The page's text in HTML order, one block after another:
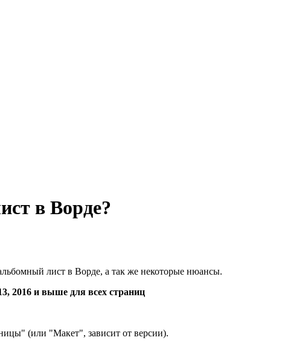
в Ворде?
лист в Ворде, а так же некоторые нюансы.
2016 и выше для всех страниц
(или "Макет", зависит от версии).